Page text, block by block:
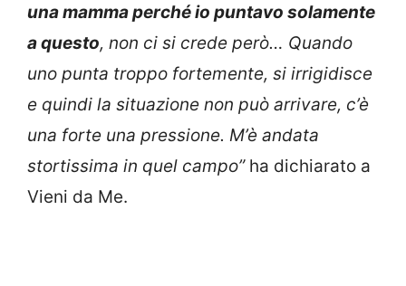
una mamma perché io puntavo solamente
a questo, non ci si crede però… Quando
uno punta troppo fortemente, si irrigidisce
e quindi la situazione non può arrivare, c’è
una forte una pressione. M’è andata
stortissima in quel campo” ha dichiarato a
Vieni da Me.